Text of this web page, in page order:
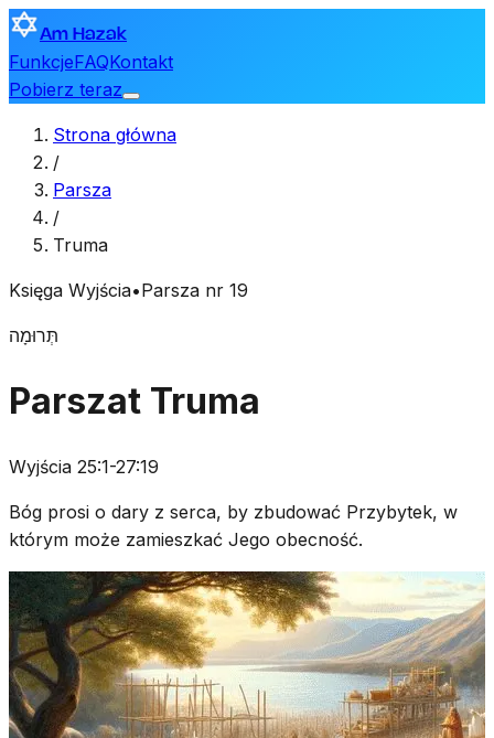
Am Hazak
FunkcjeFAQKontakt
Pobierz teraz
Strona główna
/
Parsza
/
Truma
Księga Wyjścia•Parsza nr 19
תְּרוּמָה
Parszat Truma
Wyjścia 25:1-27:19
Bóg prosi o dary z serca, by zbudować Przybytek, w
którym może zamieszkać Jego obecność.